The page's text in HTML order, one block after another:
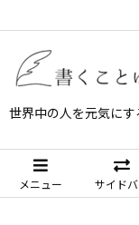
世界中の人を元気に
メニュー サイド